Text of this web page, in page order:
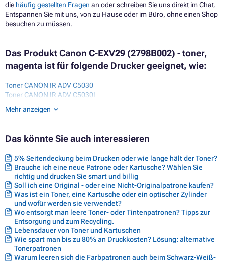
die häufig gestellten Fragen an oder schreiben Sie uns direkt im Chat.
Entspannen Sie mit uns, von zu Hause oder im Büro, ohne einen Shop
besuchen zu müssen.
Das Produkt Canon C-EXV29 (2798B002) - toner,
magenta ist für folgende Drucker geeignet, wie:
Toner CANON IR ADV C5030
Toner CANON IR ADV C5030I
Toner CANON IR ADV C5035
Toner CANON IR ADV C5035I
Toner CANON IR ADV C5235 SERIES
Toner CANON IR ADV C5235A
Toner CANON IR ADV C5235I
Toner CANON IR ADV C5240
Toner CANON IR ADV C5240 SERIES
Toner CANON IR ADV C5240A
Toner CANON IR ADV C5240I
Toner CANON IR C5030
Toner CANON IR C5030I
Toner CANON IR C5035
Toner CANON IR C5035I
Mehr anzeigen
Das könnte Sie auch interessieren
5% Seitendeckung beim Drucken oder wie lange hält der Toner?
Brauche ich eine neue Patrone oder Kartusche? Wählen Sie
richtig und drucken Sie smart und billig
Soll ich eine Original - oder eine Nicht-Originalpatrone kaufen?
Was ist ein Toner, eine Kartusche oder ein optischer Zylinder
und wofür werden sie verwendet?
Wo entsorgt man leere Toner- oder Tintenpatronen? Tipps zur
Entsorgung und zum Recycling.
Lebensdauer von Toner und Kartuschen
Wie spart man bis zu 80% an Druckkosten? Lösung: alternative
Tonerpatronen
Warum leeren sich die Farbpatronen auch beim Schwarz-Weiß-